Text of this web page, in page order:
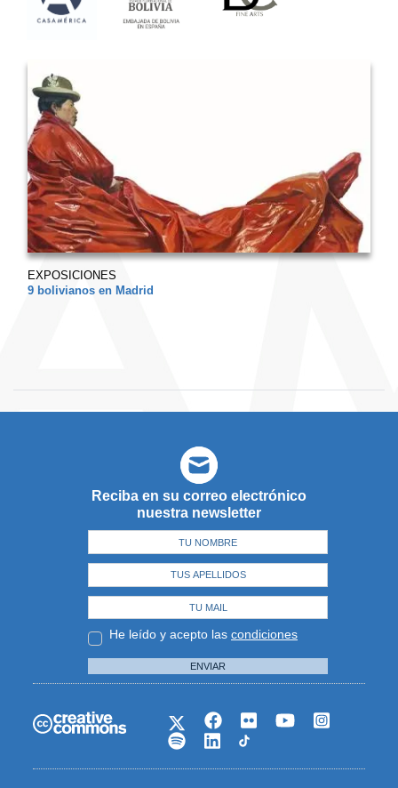
EXPOSICIONES
9 bolivianos en Madrid
Reciba en su correo electrónico
nuestra newsletter
He leído y acepto las condiciones
ENVIAR